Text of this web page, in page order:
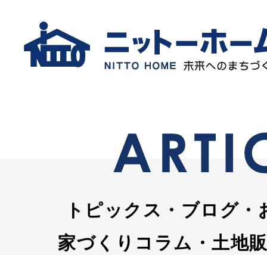
トピックス・ブログ・
家づくりコラム・土地